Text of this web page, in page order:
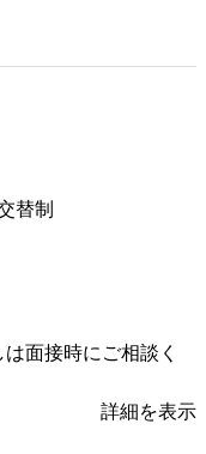
替制
面接時にご相談く
詳細を表示